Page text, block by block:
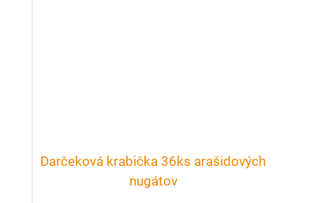
Darčeková krabička 36ks arašidových
nugátov